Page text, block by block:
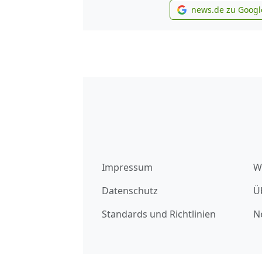
news.de zu
Impressum
Datenschutz
Standards und Richtlinien